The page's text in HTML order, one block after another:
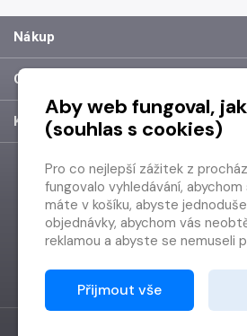
Nákup
O společnosti
Kontakt
Aby web fungoval,
(souhlas s cookies)
Pro co nejlepší zážitek z
fungovalo vyhledávání,
máte v košíku, abyste
objednávky, abychom vás
reklamou a abyste se nemuseli
Proto od vás potřebujeme
zpracováním souborů cookies
Přijmout vše